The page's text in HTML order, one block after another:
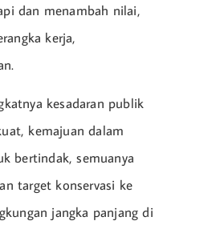
dan menambah nilai,
kerja,
kesadaran publik
kemajuan dalam
bertindak, semuanya
target konservasi ke
jangka panjang di